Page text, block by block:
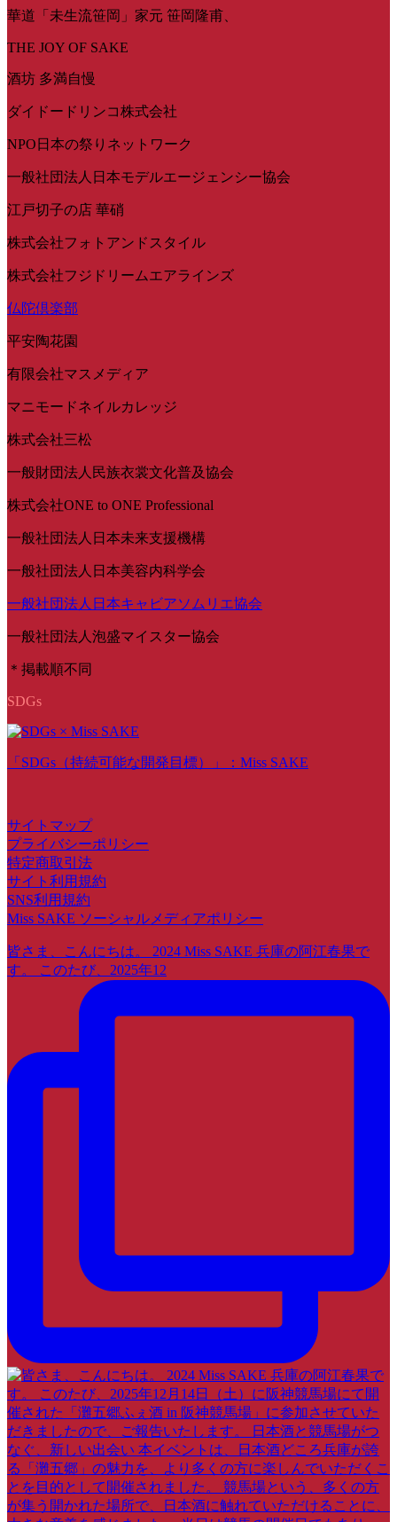
華道「未生流笹岡」家元 笹岡隆甫、
THE JOY OF SAKE
酒坊 多満自慢
ダイドードリンコ株式会社
NPO日本の祭りネットワーク
一般社団法人日本モデルエージェンシー協会
江戸切子の店 華硝
株式会社フォトアンドスタイル
株式会社フジドリームエアラインズ
仏陀倶楽部
平安陶花園
有限会社マスメディア
マニモードネイルカレッジ
株式会社三松
一般財団法人民族衣裳文化普及協会
株式会社ONE to ONE Professional
一般社団法人日本未来支援機構
一般社団法人日本美容内科学会
一般社団法人日本キャビアソムリエ協会
一般社団法人泡盛マイスター協会
＊掲載順不同
SDGs
「SDGs（持続可能な開発目標）」：Miss SAKE
サイトマップ
プライバシーポリシー
特定商取引法
サイト利用規約
SNS利用規約
Miss SAKE ソーシャルメディアポリシー
皆さま、こんにちは。 2024 Miss SAKE 兵庫の阿江春果で
す。 このたび、2025年12